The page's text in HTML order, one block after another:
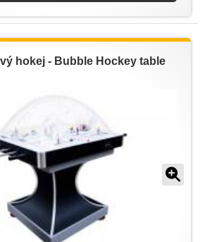
hokej - Bubble Hockey table